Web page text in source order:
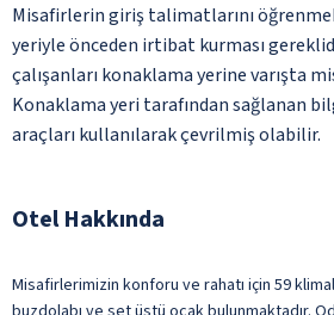
Misafirlerin giriş talimatlarını
yeriyle önceden irtibat kurması
çalışanları konaklama yerine varışta
Konaklama yeri tarafından sağlanan
araçları kullanılarak çevrilmiş olabilir.
Otel Hakkında
Misafirlerimizin konforu ve rahatı için 59